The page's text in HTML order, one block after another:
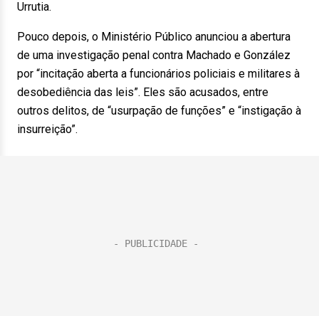
Urrutia.
Pouco depois, o Ministério Público anunciou a abertura
de uma investigação penal contra Machado e González
por “incitação aberta a funcionários policiais e militares à
desobediência das leis”. Eles são acusados, entre
outros delitos, de “usurpação de funções” e “instigação à
insurreição”.